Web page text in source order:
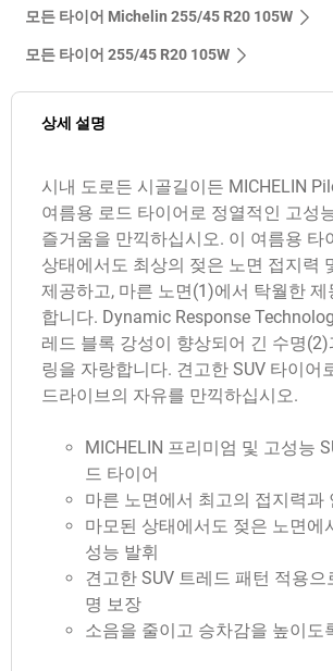
모든 타이어 Michelin 255/45 R20 105W
모든 타이어‎ 255/45 R20 105W
상세 설명
시내 도로든 시골길이든 MICHELIN
여름용 로드 타이어로 정열적인 고성
즐거움을 만끽하십시오. 이 여름용 타
상태에서도 최상의 젖은 노면 접지력
제공하고, 마른 노면(1)에서 탁월한 제
합니다. Dynamic Response
레드 블록 강성이 향상되어 긴 수명
링을 자랑합니다. 견고한 SUV 타이어
드라이브의 자유를 만끽하십시오.
MICHELIN 프리미엄 및 고성능
드 타이어
마른 노면에서 최고의 접지력과
마모된 상태에서도 젖은 노면에
성능 발휘
견고한 SUV 트레드 패턴 적용으
명 보장
소음을 줄이고 승차감을 높이도